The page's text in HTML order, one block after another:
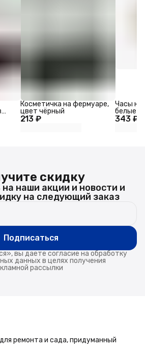
213 ₽
Косметичка на фермуаре,
цвет чёрный
343 ₽
Часы
белые
скидку
наши акции и новости и
на следующий заказ
Подписаться
вы даете согласие на обработку
данных в целях получения
рассылки
ремонта и сада, придуманный